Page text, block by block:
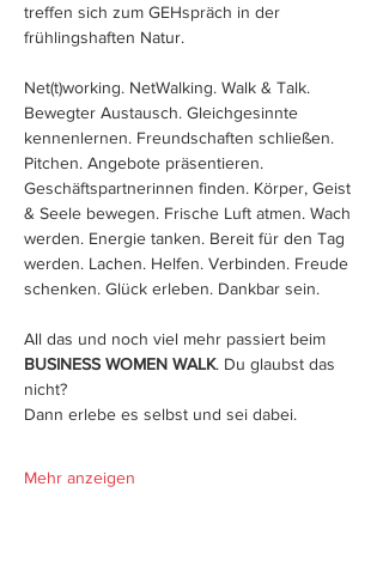
treffen sich zum GEHspräch in der
frühlingshaften Natur.
Net(t)working. NetWalking. Walk & Talk.
Bewegter Austausch. Gleichgesinnte
kennenlernen. Freundschaften schließen.
Pitchen. Angebote präsentieren.
Geschäftspartnerinnen finden. Körper, Geist
& Seele bewegen. Frische Luft atmen. Wach
werden. Energie tanken. Bereit für den Tag
werden. Lachen. Helfen. Verbinden. Freude
schenken. Glück erleben. Dankbar sein.
All das und noch viel mehr passiert beim
BUSINESS WOMEN WALK. Du glaubst das
nicht?
Dann erlebe es selbst und sei dabei.
Mehr anzeigen